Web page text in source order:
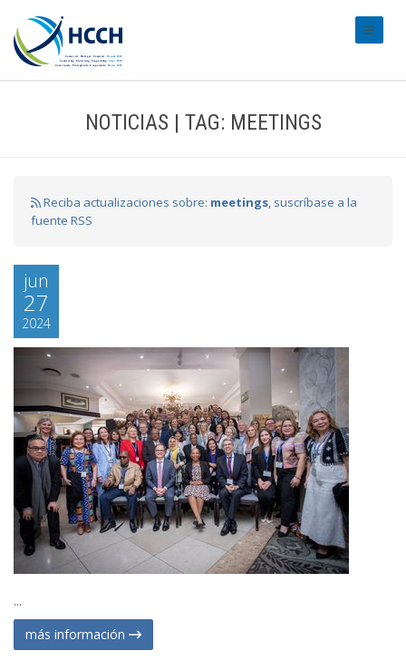
NOTICIAS | TAG: MEETINGS
Reciba actualizaciones sobre: meetings, suscríbase a la
fuente RSS
jun
27
2024
...
más información